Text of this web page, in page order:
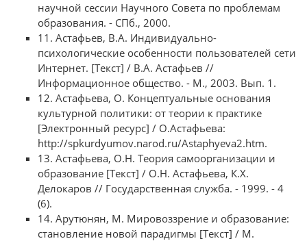
научной сессии Научного Совета по проблемам
образования. - СПб., 2000.
11. Астафьев, В.А. Индивидуально-
психологические особенности пользователей сети
Интернет. [Текст] / В.А. Астафьев //
Информационное общество. - М., 2003. Вып. 1.
12. Астафьева, О. Концептуальные основания
культурной политики: от теории к практике
[Электронный ресурс] / О.Астафьева:
http://spkurdyumov.narod.ru/Astaphyeva2.htm.
13. Астафьева, О.Н. Теория самоорганизации и
образование [Текст] / О.Н. Астафьева, К.Х.
Делокаров // Государственная служба. - 1999. - 4
(6).
14. Арутюнян, М. Мировоззрение и образование:
становление новой парадигмы [Текст] / М.